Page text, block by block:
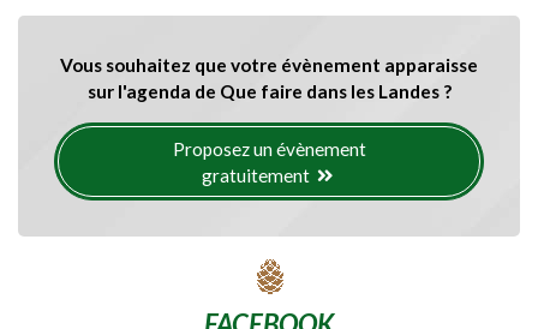
Vous souhaitez que votre évènement apparaisse
sur l'agenda de Que faire dans les Landes ?
Proposez un évènement
gratuitement